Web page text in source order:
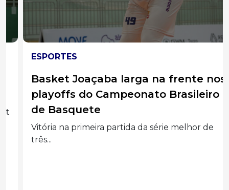
ESPORTES
Basket Joaçaba larga na frente nos
playoffs do Campeonato Brasileiro
de Basquete
Vitória na primeira partida da série melhor de
três...